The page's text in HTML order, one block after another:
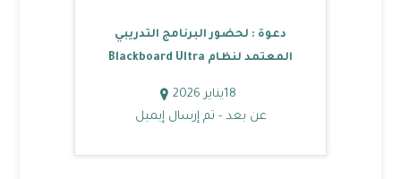
دعوة : لحضور البرنامج التدريبي
المعتمد لنظام Blackboard Ultra
18 يناير 2026
عن بعد - تم إرسال إيميل